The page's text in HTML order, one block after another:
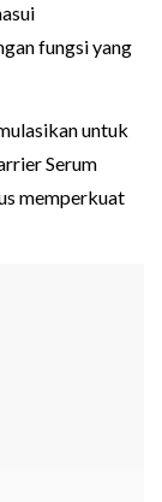
fungsi yang
untuk
Serum
memperkuat